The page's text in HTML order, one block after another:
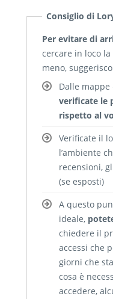
Consiglio di
Per evitare di
cercare in loco
meno,
Dalle
verificate le
rispetto al
Verificate il
l’ambiente
recensioni,
(se esposti)
A questo
ideale,
chiedere il
accessi che
giorni che
cosa è
accedere,